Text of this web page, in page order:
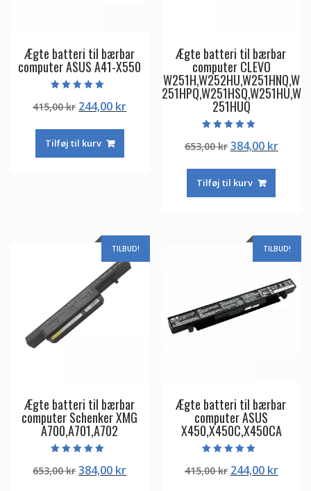
Ægte batteri til bærbar
computer ASUS A41-X550
5.00
ud af 5
415,00kr Den
pris
var:
244,00 krDen
Tilføj til kurv
Ægte batteri til bærbar
computer CLEVO
W251H,W252HU,W251HNQ,W
251HPQ,W251HSQ,W251HU,W
251HUQ
5.00
ud af 5
653,00kr Den
pris
var:
384,00 krDen
Tilføj til kurv
TILBUD!
Ægte batteri til bærbar
computer Schenker XMG
A700,A701,A702
5.00
ud af 5
653,00krDen
384,00 krDen
TILBUD!
Ægte batteri til bærbar
computer ASUS
X450,X450C,X450CA
5.00
ud af 5
415,00kr Den
244,00 krDen